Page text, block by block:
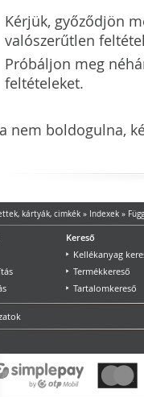
Kérjük, győződjön
valószerűtlen
Próbáljon meg
feltételeket.
nem boldogulna,
kártyák, cimkék» Indexek»
Kereső
Kellékanyag
Termékkereső
Tartalomkereső